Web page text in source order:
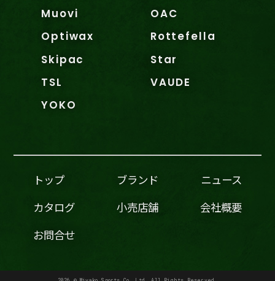
Muovi
OAC
Optiwax
Rottefella
Skipac
Star
TSL
VAUDE
YOKO
トップ ブランド
ニュース
カタログ
小売店舗
会社概要
お問合せ